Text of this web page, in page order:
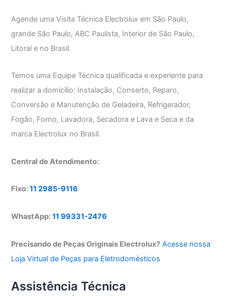
Agende uma Visita Técnica Electrolux em São Paulo,
grande São Paulo, ABC Paulista, Interior de São Paulo,
Litoral e no Brasil.
Temos uma Equipe Técnica qualificada e experiente para
realizar a domicílio: Instalação, Conserto, Reparo,
Conversão e Manutenção de Geladeira, Refrigerador,
Fogão, Forno, Lavadora, Secadora e Lava e Seca e da
marca Electrolux no Brasil.
Central de Atendimento:
Fixo:11 2985-9116
WhastApp:11 99331-2476
Precisando de Peças Originais Electrolux? Acesse nossa
Loja Virtual de Peças para Eletrodomésticos
Assistência Técnica